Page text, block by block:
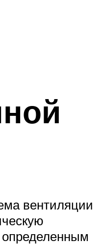
вентиляции
определенным